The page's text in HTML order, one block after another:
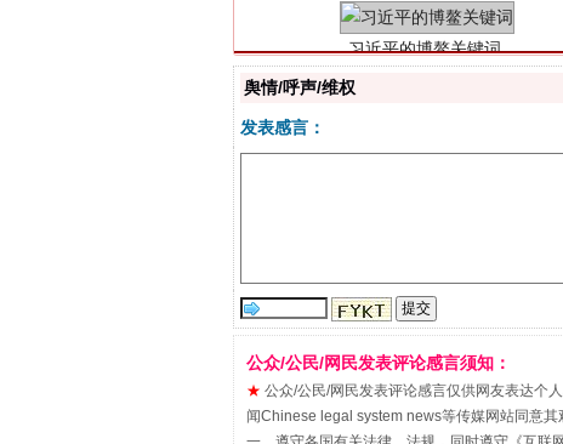
舆情/呼声/维权
发表感言：
公众/公民/网民发表评论感言须知：
★ 公众/公民/网民发表评论感言仅供网友表达个
闻Chinese legal system news等传媒网站同意其